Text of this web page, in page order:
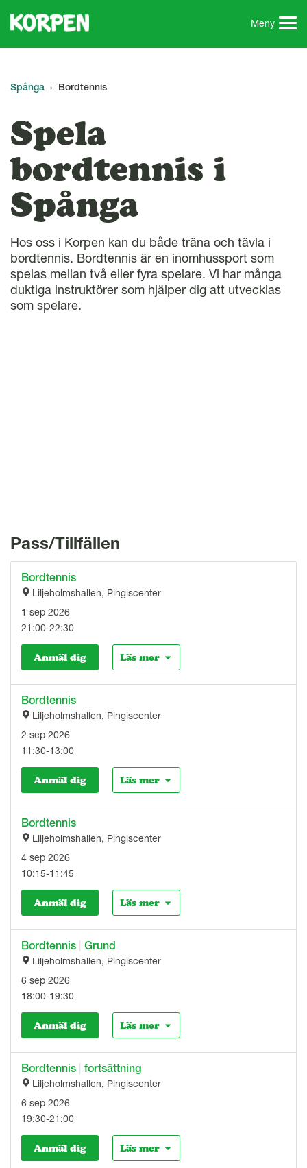
Meny
Spånga Bordtennis
Spela
bordtennis i
Spånga
Hos oss i Korpen kan du både träna och tävla i
bordtennis. Bordtennis är en inomhussport som
spelas mellan två eller fyra spelare. Vi har många
duktiga instruktörer som hjälper dig att utvecklas
som spelare.
Pass/Tillfällen
Bordtennis
Liljeholmshallen, Pingiscenter
1 sep 2026
21:00-22:30
Anmäl dig Läs mer
Bordtennis
Liljeholmshallen, Pingiscenter
2 sep 2026
11:30-13:00
Anmäl dig Läs mer
Bordtennis
Liljeholmshallen, Pingiscenter
4 sep 2026
10:15-11:45
Anmäl dig Läs mer
Bordtennis Grund
Liljeholmshallen, Pingiscenter
6 sep 2026
18:00-19:30
Anmäl dig Läs mer
Bordtennis fortsättning
Liljeholmshallen, Pingiscenter
6 sep 2026
19:30-21:00
Anmäl dig Läs mer